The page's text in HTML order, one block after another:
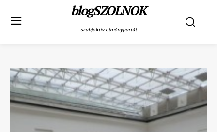
blogSZOLNOK
szubjektív élményportál